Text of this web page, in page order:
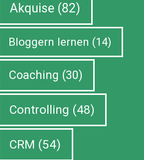
Akquise(82)
Bloggern lernen (14)
Coaching (30)
Controlling (48)
CRM (54)